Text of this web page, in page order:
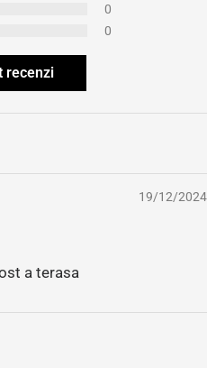
0
0
recenzi
19/12/2024
a terasa